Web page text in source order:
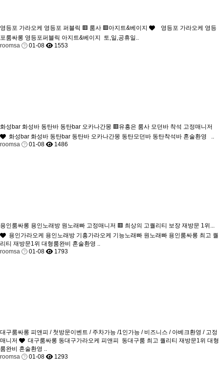
영등포 가라오케 영등포 퍼블릭 🟥 룸사 🟥아지트&베이지
영등포 가라오케 영등
포룸싸롱 영등포퍼블릭 아지트&베이지 토,일,공휴일..
roomsa
01-08 1553
화성bar 화성바 동탄바 동탄bar 오카나간몽 🟥유흥은 룸사 모던바 착석 고정매니저
화성bar 화성바 동탄bar 동탄바 오카나간몽 동탄모던바 동탄착석바 혼술환영 ..
roomsa
01-08 1486
용인룸싸롱 용인노래방 원노래빠 고정매니저 🟥 최상의 고퀄리티 보장 재방문 1위...
용인가라오케 용인노래방 기흥가라오케 기능노래빠 원노래빠 용인룸싸롱 최고 퀄
리티 재방문1위 대형룸완비 혼술환영 ..
roomsa
01-08 1793
대구룸싸롱 피앤피 / 첫방문이벤트 / 주차가능 /1인가능 / 비즈니스 / 아베크환영 / 고정
매니저
대구룸싸롱 동대구가라오케 피앤피 동대구룸 최고 퀄리티 재방문1위 대형
룸완비 혼술환영 ..
roomsa
01-08 1293